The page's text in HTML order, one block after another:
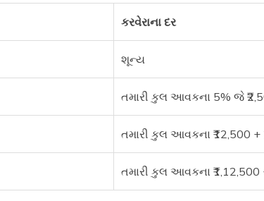
કરવેરાના દર
શૂન્ય
તમારી કુલ આવકના 5% જે
તમારી કુલ આવકના ₹12,500
તમારી કુલ આવકના